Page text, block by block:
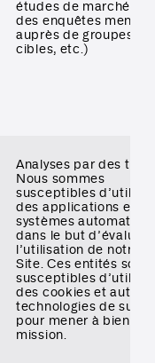
études de marché et
des enquêtes menées
auprès de groupes
cibles, etc.)
Analyses par des
Nous sommes
susceptibles d’utiliser
des applications et
systèmes automatisés
dans le but d’évaluer
l’utilisation de notre
Site. Ces entités sont
susceptibles d’utiliser
des cookies et autres
technologies de suivi
pour mener à bien
mission.